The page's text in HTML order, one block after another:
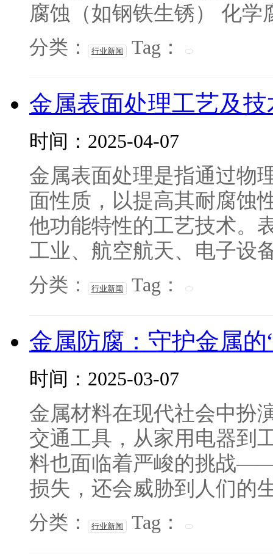
腐蚀（如钢铁生锈） 化学
分类： 行业新闻 Tag：
金属表面处理工艺及
时间：2025-04-07
金属表面处理是指通过物
面性质，以提高其耐腐蚀
他功能特性的工艺技术。
工业、航空航天、电子设
分类： 行业新闻 Tag：
金属防腐：守护金属的
时间：2025-03-07
金属材料在现代社会中扮
交通工具，从家用电器到
料也面临着严峻的挑战
损失，还会威胁到人们的
分类： 行业新闻 Tag：